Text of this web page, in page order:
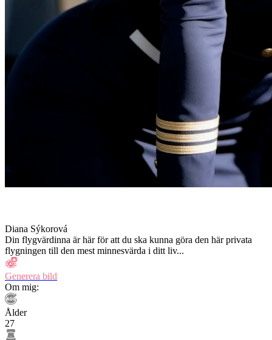
Diana Sýkorová
Din flygvärdinna är här för att du ska kunna göra den här privata
flygningen till den mest minnesvärda i ditt liv...
Generera bild
Om mig:
Ålder
27